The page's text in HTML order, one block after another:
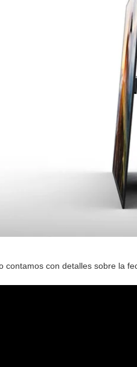
contamos con detalles sobre la